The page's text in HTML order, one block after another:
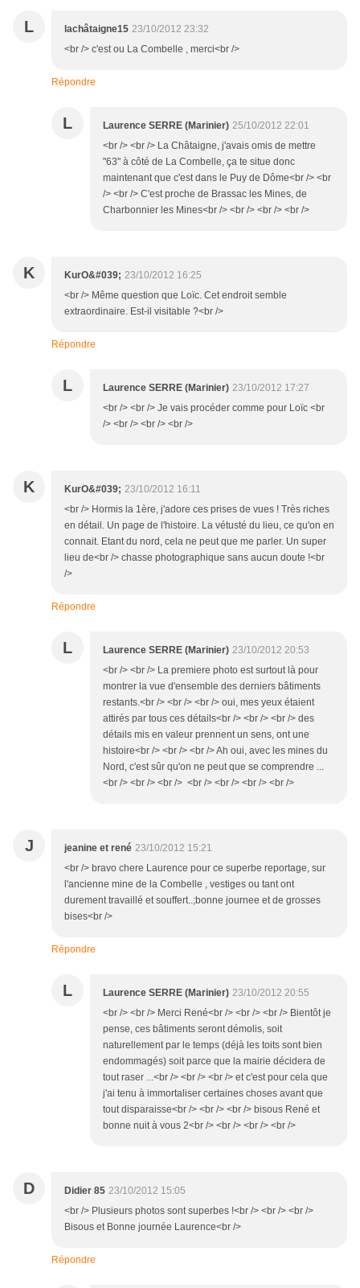
L lachâtaigne15 23/10/2012 23:32
<br /> c'est ou La Combelle , merci<br />
Répondre
L Laurence SERRE (Marinier) 25/10/2012 22:01
<br /> <br /> La Châtaigne, j'avais omis de mettre
"63" à côté de La Combelle, ça te situe donc
maintenant que c'est dans le Puy de Dôme<br /> <br
/> <br /> C'est proche de Brassac les Mines, de
Charbonnier les Mines<br /> <br /> <br /> <br />
K KurO&#039; 23/10/2012 16:25
<br /> Même question que Loïc. Cet endroit semble
extraordinaire. Est-il visitable ?<br />
Répondre
L Laurence SERRE (Marinier) 23/10/2012 17:27
<br /> <br /> Je vais procéder comme pour Loïc <br
/> <br /> <br /> <br />
K KurO&#039; 23/10/2012 16:11
<br /> Hormis la 1ère, j'adore ces prises de vues ! Très riches
en détail. Un page de l'histoire. La vétusté du lieu, ce qu'on en
connait. Etant du nord, cela ne peut que me parler. Un super
lieu de<br /> chasse photographique sans aucun doute !<br
/>
Répondre
L Laurence SERRE (Marinier) 23/10/2012 20:53
<br /> <br /> La premiere photo est surtout là pour
montrer la vue d'ensemble des derniers bâtiments
restants.<br /> <br /> <br /> oui, mes yeux étaient
attirés par tous ces détails<br /> <br /> <br /> des
détails mis en valeur prennent un sens, ont une
histoire<br /> <br /> <br /> Ah oui, avec les mines du
Nord, c'est sûr qu'on ne peut que se comprendre ...
<br /> <br /> <br /> <br /> <br /> <br /> <br />
J jeanine et rené 23/10/2012 15:21
<br /> bravo chere Laurence pour ce superbe reportage, sur
l'ancienne mine de la Combelle , vestiges ou tant ont
durement travaillé et souffert..;bonne journee et de grosses
bises<br />
Répondre
L Laurence SERRE (Marinier) 23/10/2012 20:55
<br /> <br /> Merci René<br /> <br /> <br /> Bientôt je
pense, ces bâtiments seront démolis, soit
naturellement par le temps (déjà les toits sont bien
endommagés) soit parce que la mairie décidera de
tout raser ...<br /> <br /> <br /> et c'est pour cela que
j'ai tenu à immortaliser certaines choses avant que
tout disparaisse<br /> <br /> <br /> bisous René et
bonne nuit à vous 2<br /> <br /> <br /> <br />
D Didier 85 23/10/2012 15:05
<br /> Plusieurs photos sont superbes !<br /> <br /> <br />
Bisous et Bonne journée Laurence<br />
Répondre